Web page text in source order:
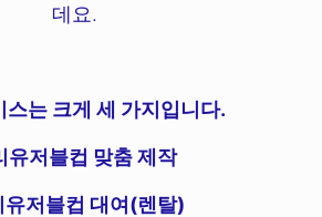
데요.
스는 크게 세 가지입니다.
유저블컵 맞춤 제작
유저블컵 대여(렌탈)